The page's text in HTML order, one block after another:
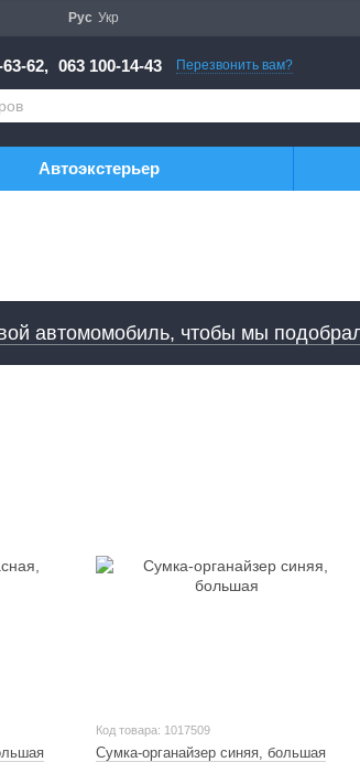
Рус Укр
62, 063 100-14-43 Перезвонить вам?
Автоэкстерьер
автомомобиль, чтобы мы
Код товара: 1017509
Сумка-органайзер синяя, большая